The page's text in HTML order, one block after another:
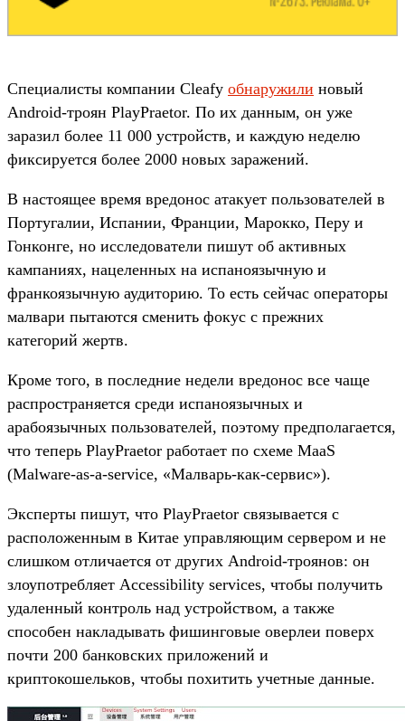
Специалисты компании Cleafy обнаружили новый
Android-троян PlayPraetor. По их данным, он уже
заразил более 11 000 устройств, и каждую неделю
фиксируется более 2000 новых заражений.
В настоящее время вредонос атакует пользователей в
Португалии, Испании, Франции, Марокко, Перу и
Гонконге, но исследователи пишут об активных
кампаниях, нацеленных на испаноязычную и
франкоязычную аудиторию. То есть сейчас операторы
малвари пытаются сменить фокус с прежних
категорий жертв.
Кроме того, в последние недели вредонос все чаще
распространяется среди испаноязычных и
арабоязычных пользователей, поэтому предполагается,
что теперь PlayPraetor работает по схеме MaaS
(Malware-as-a-service, «Малварь-как-сервис»).
Эксперты пишут, что PlayPraetor связывается с
расположенным в Китае управляющим сервером и не
слишком отличается от других Android-троянов: он
злоупотребляет Accessibility services, чтобы получить
удаленный контроль над устройством, а также
способен накладывать фишинговые оверлеи поверх
почти 200 банковских приложений и
криптокошельков, чтобы похитить учетные данные.